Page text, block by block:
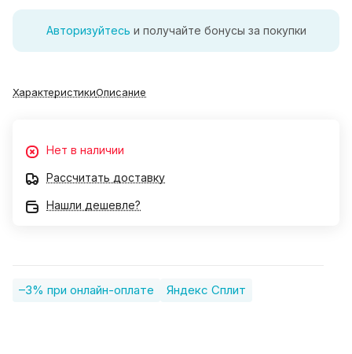
Авторизуйтесь и получайте бонусы за покупки
ХарактеристикиОписание
Нет в наличии
Рассчитать доставку
Нашли дешевле?
–3% при онлайн-оплате Яндекс Сплит